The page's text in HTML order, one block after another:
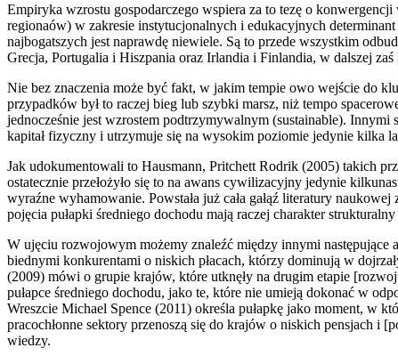
Empiryka wzrostu gospodarczego wspiera za to tezę o
regionaów) w zakresie instytucjonalnych i edukacyjnych
najbogatszych jest naprawdę niewiele. Są to przede wszystkim
Grecja, Portugalia i Hiszpania oraz Irlandia i Finlandia, w dalszej
Nie bez znaczenia może być fakt, w jakim tempie owo wejście do
przypadków był to raczej bieg lub szybki marsz, niż tempo
jednocześnie jest wzrostem podtrzymywalnym (sustainable).
kapitał fizyczny i utrzymuje się na wysokim poziomie jedynie kilka
Jak udokumentowali to Hausmann, Pritchett Rodrik (2005) takich
ostatecznie przełożyło się to na awans cywilizacyjny jedynie
wyraźne wyhamowanie. Powstała już cała gałąź literatury
pojęcia pułapki średniego dochodu mają raczej charakter
W ujęciu rozwojowym możemy znaleźć między innymi następujące
biednymi konkurentami o niskich płacach, którzy dominują w
(2009) mówi o grupie krajów, które utknęły na drugim etapie
pułapce średniego dochodu, jako te, które nie umieją dokonać w
Wreszcie Michael Spence (2011) określa pułapkę jako moment, w
pracochłonne sektory przenoszą się do krajów o niskich pensjach i
wiedzy.